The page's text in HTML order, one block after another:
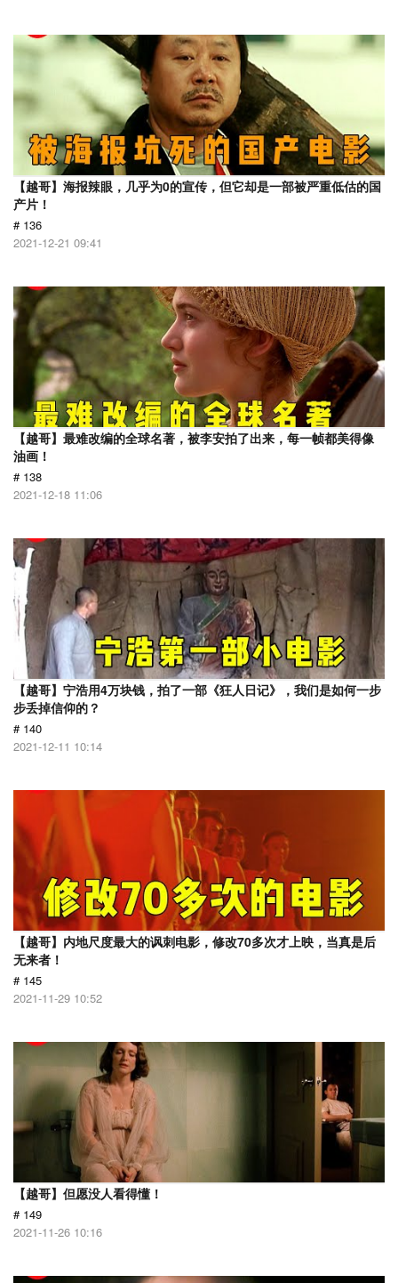
【越哥】海报辣眼，几乎为0的宣传，但它却是一部被严重低估的国
产片！
# 136
2021-12-21 09:41
【越哥】最难改编的全球名著，被李安拍了出来，每一帧都美得像
油画！
# 138
2021-12-18 11:06
【越哥】宁浩用4万块钱，拍了一部《狂人日记》，我们是如何一步
步丢掉信仰的？
# 140
2021-12-11 10:14
【越哥】内地尺度最大的讽刺电影，修改70多次才上映，当真是后
无来者！
# 145
2021-11-29 10:52
【越哥】但愿没人看得懂！
# 149
2021-11-26 10:16